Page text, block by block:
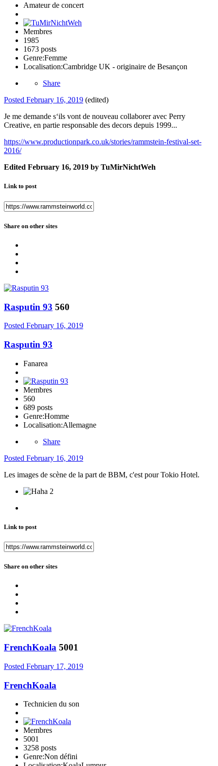
Amateur de concert
Membres
1985
1673 posts
Genre:Femme
Localisation:Cambridge UK - originaire de Besançon
Share
Posted February 16, 2019 (edited)
Je me demande s‘ils vont de nouveau collaborer avec Perry
Creative, en partie responsable des decors depuis 1999...
https://www.productionpark.co.uk/stories/rammstein-festival-set-
2016/
Edited February 16, 2019 by TuMirNichtWeh
Link to post
Share on other sites
Rasputin 93 560
Posted February 16, 2019
Rasputin 93
Fanarea
Membres
560
689 posts
Genre:Homme
Localisation:Allemagne
Share
Posted February 16, 2019
Les images de scène de la part de BBM, c'est pour Tokio Hotel.
2
Link to post
Share on other sites
FrenchKoala 5001
Posted February 17, 2019
FrenchKoala
Technicien du son
Membres
5001
3258 posts
Genre:Non défini